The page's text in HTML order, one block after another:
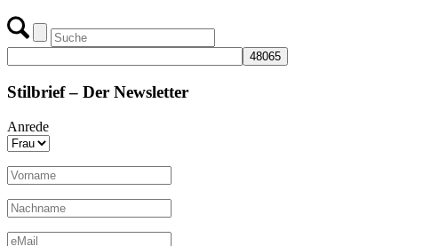
Stilbrief – Der Newsletter
Anrede